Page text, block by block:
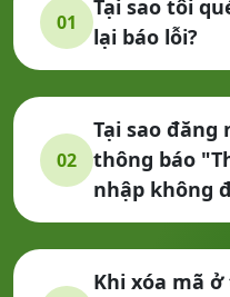
01
Tại sao tôi
lại báo lỗi?
02
Tại sao đăng
thông báo
nhập không
Khi xóa mã